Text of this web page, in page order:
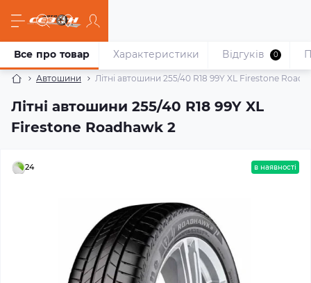
Автошини Літні автошини 255/40 R18 99Y XL Firestone
Літні автошини 255/40 R18 99Y XL
Firestone Roadhawk 2
Все про товар Характеристики Відгуків 0
24 в наявності